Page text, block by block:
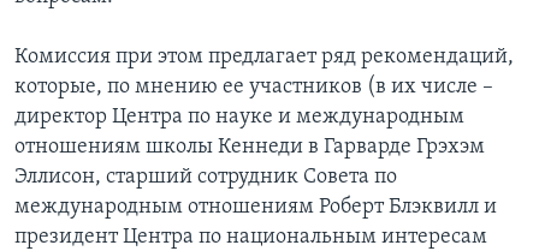
Комиссия при этом предлагает ряд рекомендаций,
которые, по мнению ее участников (в их числе –
директор Центра по науке и международным
отношениям школы Кеннеди в Гарварде Грэхэм
Эллисон, старший сотрудник Совета по
международным отношениям Роберт Блэквилл и
президент Центра по национальным интересам